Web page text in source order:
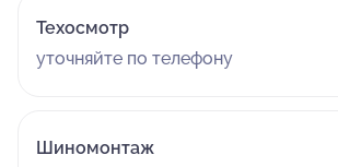
Техосмотр
уточняйте по телефону
Шиномонтаж